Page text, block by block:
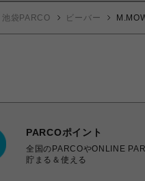
池袋PARCO ビーバー
PARCOポイント
全国のPARCOやONLINE
貯まる＆使える